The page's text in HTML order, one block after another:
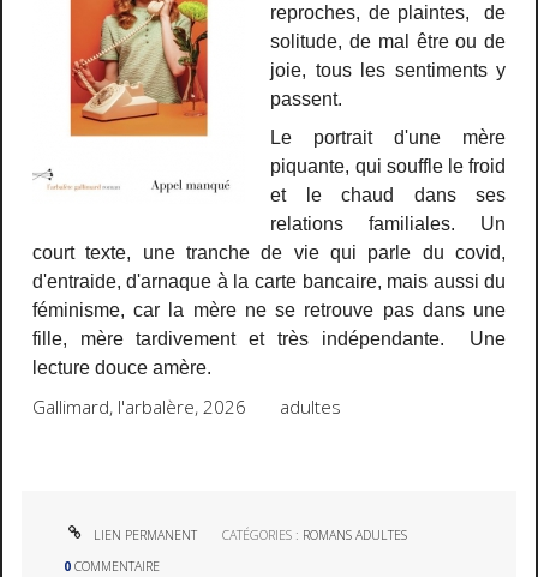
reproches, de plaintes, de
solitude, de mal être ou de
joie, tous les sentiments y
passent.
Le portrait d'une mère
piquante, qui souffle le froid
et le chaud dans ses
relations familiales. Un
court texte, une tranche de vie qui parle du covid,
d'entraide, d'arnaque à la carte bancaire, mais aussi du
féminisme, car la mère ne se retrouve pas dans une
fille, mère tardivement et très indépendante. Une
lecture douce amère.
Gallimard, l'arbalère, 2026 adultes
LIEN PERMANENT CATÉGORIES : ROMANS ADULTES
0 COMMENTAIRE